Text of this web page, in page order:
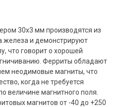
30х3 мм производятся из
железа и демонстрируют
что говорит о хорошей
Ферриты обладают
неодимовые магниты, что
когда не требуется
величине магнитного поля.
магнитов от -40 до +250